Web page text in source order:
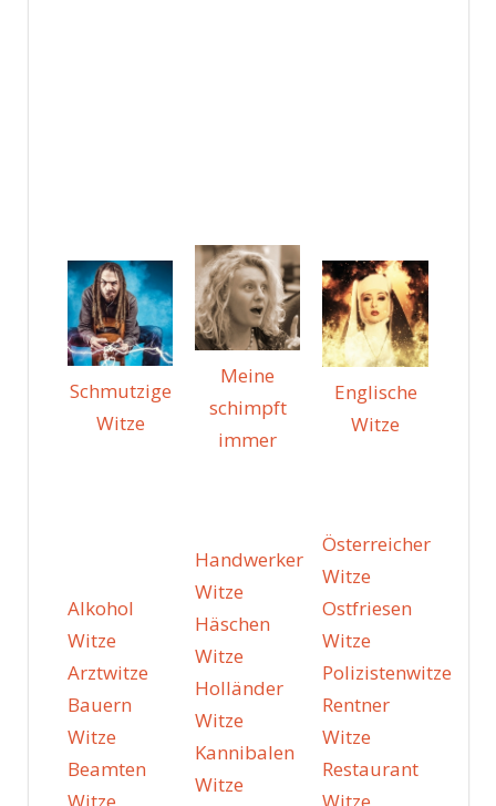
Schmutzige
Witze
Meine
schimpft
immer
Englische
Witze
Alkohol
Witze
Arztwitze
Bauern
Witze
Beamten
Witze
Handwerker
Witze
Häschen
Witze
Holländer
Witze
Kannibalen
Witze
Österreicher
Witze
Ostfriesen
Witze
Polizistenwitze
Rentner
Witze
Restaurant
Witze